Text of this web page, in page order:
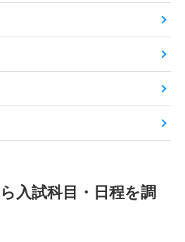
入試科目・日程を調